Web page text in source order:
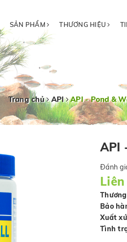
SẢN PHẨM THƯƠNG HIỆU
Trang chủ API API - Pond &
API
Đánh
Bảo
Xuất
Tình